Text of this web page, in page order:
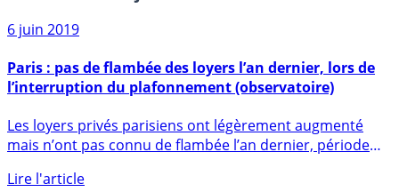
Sur le même sujet
6 juin 2019
l’interruption du plafonnement (observatoire)
mais n’ont pas connu de flambée l’an dernier, période